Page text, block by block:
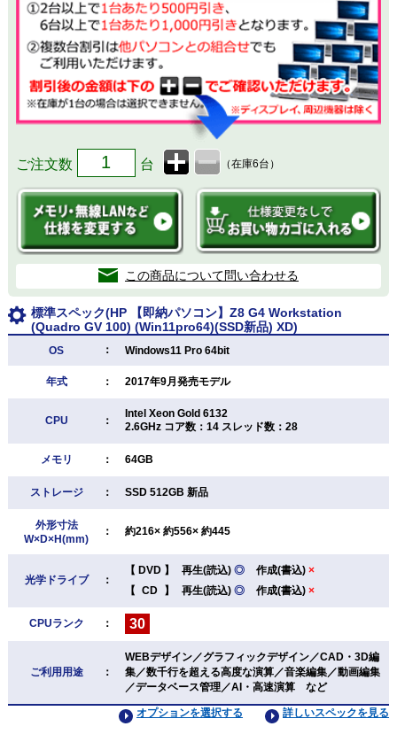
ご注文数 台 （在庫6台）
この商品について問い合わせる
標準スペック(HP 【即納パソコン】Z8 G4 Workstation
(Quadro GV 100) (Win11pro64)(SSD新品) XD)
OS ： Windows11 Pro 64bit
年式 ： 2017年9月発売モデル
CPU ：
Intel Xeon Gold 6132
2.6GHz コア数：14 スレッド数：28
メモリ ： 64GB
ストレージ ： SSD 512GB 新品
外形寸法
W×D×H(mm)
： 約216× 約556× 約445
光学ドライブ ：
【 DVD 】 再生(読込) ◎ 作成(書込) ×
【 CD 】 再生(読込) ◎ 作成(書込) ×
CPUランク ： 30
ご利用用途 ：
WEBデザイン／グラフィックデザイン／CAD・3D編
集／数千行を超える高度な演算／音楽編集／動画編集
／データベース管理／AI・高速演算 など
詳しいスペックを見る
オプションを選択する